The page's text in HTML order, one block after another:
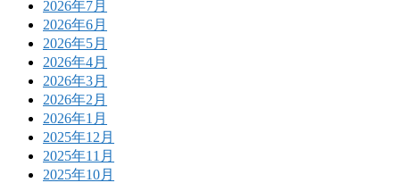
2026年7月
2026年6月
2026年5月
2026年4月
2026年3月
2026年2月
2026年1月
2025年12月
2025年11月
2025年10月